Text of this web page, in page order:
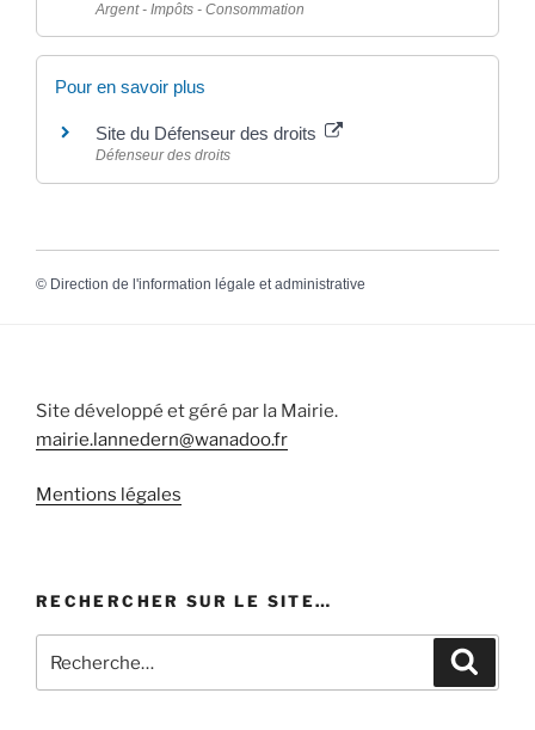
Argent - Impôts - Consommation
Pour en savoir plus
Site du Défenseur des droits
Défenseur des droits
© Direction de l'information légale et administrative
Site développé et géré par la Mairie.
mairie.lannedern@wanadoo.fr
Mentions légales
RECHERCHER SUR LE SITE…
pour